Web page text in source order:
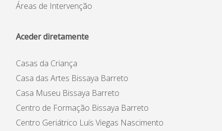
Áreas de Intervenção
Aceder diretamente
Casas da Criança
Casa das Artes Bissaya Barreto
Casa Museu Bissaya Barreto
Centro de Formação Bissaya Barreto
Centro Geriátrico Luís Viegas Nascimento